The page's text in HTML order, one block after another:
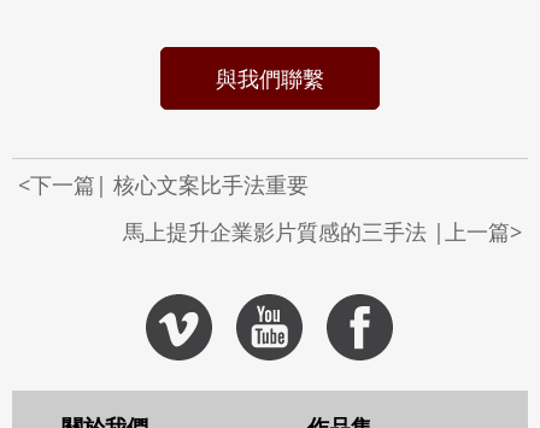
與我們聯繫
<下一篇| 核心文案比手法重要
馬上提升企業影片質感的三手法 |上一篇>